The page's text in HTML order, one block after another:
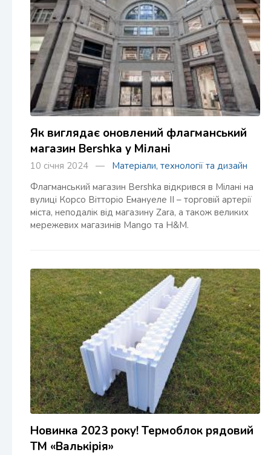
Як виглядає оновлений флагманський
магазин Bershka у Мілані
10 січня 2024 — Матеріали, технології та дизайн
Флагманський магазин Bershka відкрився в Мілані на
вулиці Корсо Вітторіо Емануеле II – торговій артерії
міста, неподалік від магазину Zara, а також великих
мережевих магазинів Mango та H&M.
Новинка 2023 року! Термоблок рядовий
ТМ «Валькірія»